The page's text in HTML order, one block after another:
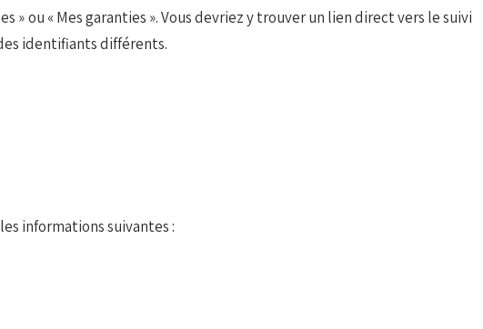
ou « Mes garanties ». Vous devriez y trouver un lien direct vers le suivi
identifiants différents.
informations suivantes :